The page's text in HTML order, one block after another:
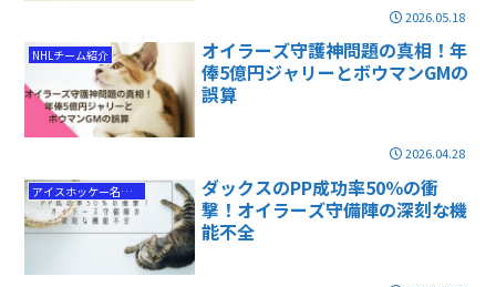
2026.05.18
NHLチーム紹介
オイラーズ守護神問題の真相！年
俸5億円ジャリーとボウマンGMの
誤算
2026.04.28
アイスホッケー名勝負
ダックスのPP成功率50％の衝
撃！オイラーズ守備陣の深刻な機
能不全